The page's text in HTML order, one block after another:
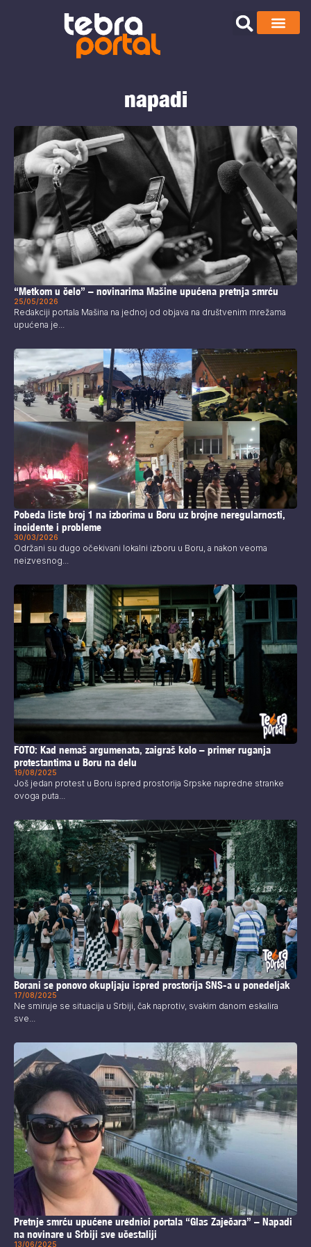
napadi
“Metkom u čelo” – novinarima Mašine upućena pretnja smrću
25/05/2026
Redakciji portala Mašina na jednoj od objava na društvenim mrežama
upućena je...
Pobeda liste broj 1 na izborima u Boru uz brojne neregularnosti,
incidente i probleme
30/03/2026
Održani su dugo očekivani lokalni izboru u Boru, a nakon veoma
neizvesnog...
FOTO: Kad nemaš argumenata, zaigraš kolo – primer ruganja
protestantima u Boru na delu
19/08/2025
Još jedan protest u Boru ispred prostorija Srpske napredne stranke
ovoga puta...
Borani se ponovo okupljaju ispred prostorija SNS-a u ponedeljak
17/08/2025
Ne smiruje se situacija u Srbiji, čak naprotiv, svakim danom eskalira
sve...
Pretnje smrću upućene urednici portala “Glas Zaječara” – Napadi
na novinare u Srbiji sve učestaliji
13/06/2025